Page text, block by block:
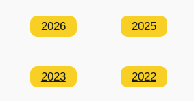
2026 2025
2023 2022